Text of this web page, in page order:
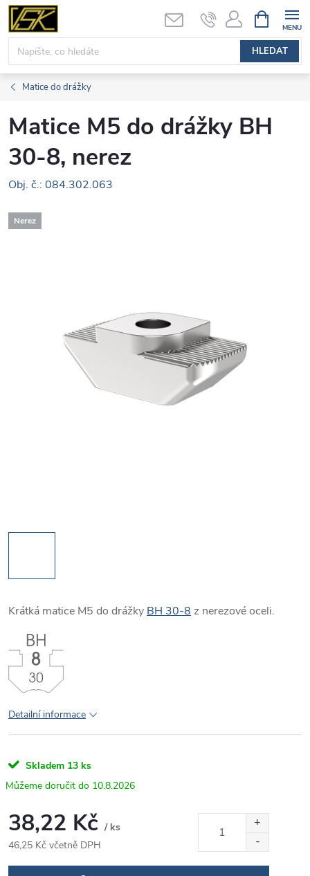
Přejít
obsah
HLEDAT
NÁKUPNÍ
KOŠÍK
Matice do drážky
Matice M5 do drážky BH
30-8, nerez
Obj. č.: 084.302.063
Nerez
Krátká matice M5 do drážky BH 30-8 z nerezové oceli.
Detailní informace
Skladem 13 ks
10.8.2026
38,22 Kč / ks
46,25 Kč včetně DPH